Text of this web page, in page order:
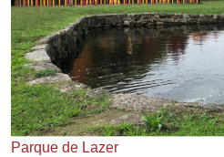
Parque de Lazer